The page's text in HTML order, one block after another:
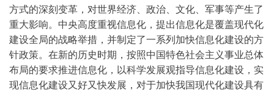
方式的深刻变革，对世界经济、政治、文化、军事等产生了
重大影响。中央高度重视信息化，提出信息化是覆盖现代化
建设全局的战略举措，并制定了一系列加快信息化建设的方
针政策。在新的历史时期，按照中国特色社会主义事业总体
布局的要求推进信息化，以科学发展观指导信息化建设，实
现信息化建设又好又快发展，对于加快我国现代化建设具有